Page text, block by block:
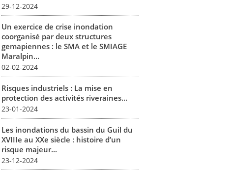
29-12-2024
Un exercice de crise inondation
coorganisé par deux structures
gemapiennes : le SMA et le SMIAGE
Maralpin...
02-02-2024
Risques industriels : La mise en
protection des activités riveraines...
23-01-2024
Les inondations du bassin du Guil du
XVIIIe au XXe siècle : histoire d’un
risque majeur...
23-12-2024